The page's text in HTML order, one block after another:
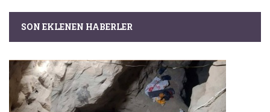
SON EKLENEN HABERLER